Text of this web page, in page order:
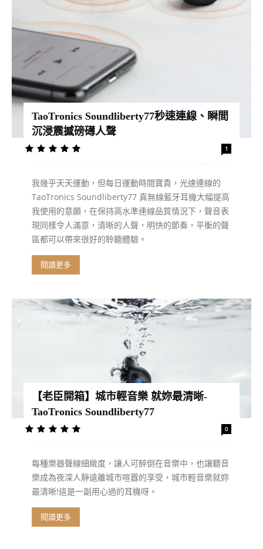
TaoTronics Soundliberty77秒速連線、瞬間
沉浸震撼磅礡人聲
1
我幾乎天天運動，但每日運動時間寶貴，光速連線的
TaoTronics Soundliberty77 真無線藍牙耳機大幅提高
我使用的意願，在保持高水準連線品質情況下，聲音表
現同樣令人滿意，清晰的人聲，明快的節奏，平衡的聲
區都可以帶來很好的聆聽體驗。
閱讀更多
【老臣開箱】城市輕音樂 就妳最清晰-
TaoTronics Soundliberty77
0
每種樂器聲線細緻度，讓人可醉倒在音樂中，也讓聽音
樂成為夜深人靜遠離城市喧囂的享受，城市輕音樂就妳
最清晰!這是一副用心過的耳機呀。
閱讀更多